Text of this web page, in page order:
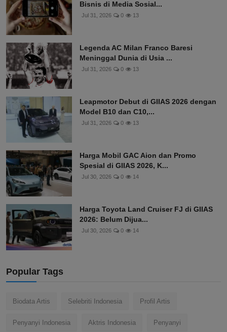
Bisnis di Media Sosial...
Jul 31, 2026 0 13
Legenda AC Milan Franco Baresi
Meninggal Dunia di Usia ...
Jul 31, 2026 0 13
Leapmotor Debut di GIIAS 2026 dengan
Model B10 dan C10,...
Jul 31, 2026 0 13
Harga Mobil GAC Aion dan Promo
Spesial di GIIAS 2026, K...
Jul 30, 2026 0 14
Harga Toyota Land Cruiser FJ di GIIAS
2026: Belum Dijua...
Jul 30, 2026 0 14
Popular Tags
Biodata Artis Selebriti Indonesia Profil Artis
Penyanyi Indonesia Aktris Indonesia Penyanyi